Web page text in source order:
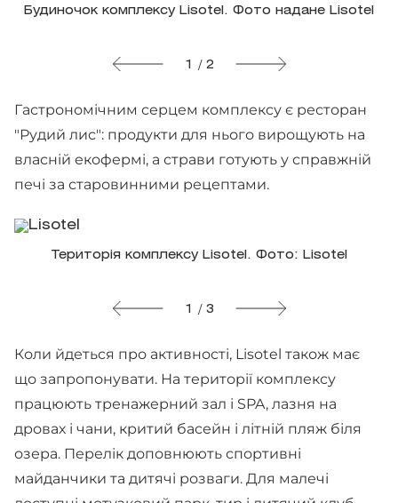
Будиночок комплексу Lisotel. Фото надане Lisotel
1 / 2
Гастрономічним серцем комплексу є ресторан
"Рудий лис": продукти для нього вирощують на
власній екофермі, а страви готують у справжній
печі за старовинними рецептами.
Територія комплексу Lisotel. Фото: Lisotel
1 / 3
Коли йдеться про активності, Lisotel також має
що запропонувати. На території комплексу
працюють тренажерний зал і SPA, лазня на
дровах і чани, критий басейн і літній пляж біля
озера. Перелік доповнюють спортивні
майданчики та дитячі розваги. Для малечі